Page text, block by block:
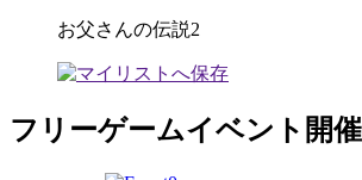
お父さんの伝説2
フリーゲームイベント開催